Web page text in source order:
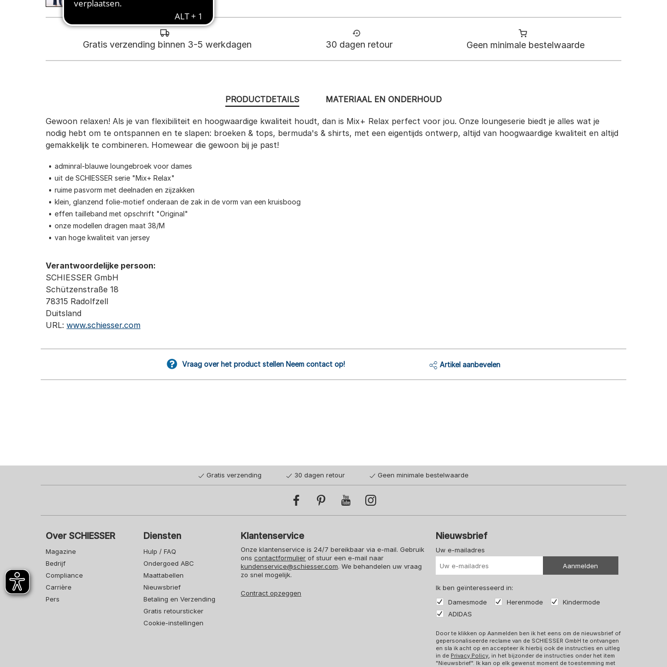
Gratis verzending binnen 3-5 werkdagen 30 dagen retour Geen minimale bestelwaarde
PRODUCTDETAILS
Gewoon relaxen! Als je van flexibiliteit en hoogwaardige kwaliteit houdt, dan is Mix+ Relax perfect voor jou. Onze loungeserie biedt je alles wat je
nodig hebt om te ontspannen en te slapen: broeken & tops, bermuda's & shirts, met een eigentijds ontwerp, altijd van hoogwaardige kwaliteit en altijd
gemakkelijk te combineren. Homewear die gewoon bij je past!
adminral-blauwe loungebroek voor dames
uit de SCHIESSER serie "Mix+ Relax"
ruime pasvorm met deelnaden en zijzakken
klein, glanzend folie-motief onderaan de zak in de vorm van een kruisboog
effen tailleband met opschrift "Original"
onze modellen dragen maat 38/M
van hoge kwaliteit van jersey
Verantwoordelijke persoon:
SCHIESSER GmbH
Schützenstraße 18
78315 Radolfzell
Duitsland
URL: www.schiesser.com
MATERIAAL EN ONDERHOUD
Vraag over het product stellen Neem contact op! Artikel aanbevelen
Gratis verzending 30 dagen retour Geen minimale bestelwaarde
Over SCHIESSER
Magazine
Bedrijf
Compliance
Carrière
Pers
Diensten
Hulp / FAQ
Ondergoed ABC
Maattabellen
Nieuwsbrief
Betaling en Verzending
Gratis retoursticker
Cookie-instellingen
Klantenservice
Onze klantenservice is 24/7 bereikbaar via e-mail. Gebruik
onscontactformulier of stuur een e-mail naar
kundenservice@schiesser.com. We behandelen uw vraag
zo snel mogelijk.
Contract opzeggen
Nieuwsbrief
Uw e-mailadres
Aanmelden
Ik ben geïnteresseerd in:
Damesmode
Herenmode
Kindermode
ADIDAS
Door te klikken op Aanmelden ben ik het eens om de nieuwsbrief of
gepersonaliseerde reclame van de SCHIESSER GmbH te ontvangen
en sla ik acht op en accepteer ik hierbij ook de instructies en uitleg
in de Privacy Policy, in het bijzonder de instructies onder het item
"Nieuwsbrief". Ik kan op elk gewenst moment de toestemming met